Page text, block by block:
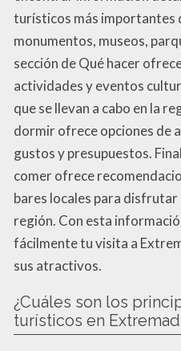
turísticos más importantes
monumentos, museos,
sección de Qué hacer
actividades y eventos
que se llevan a cabo en la
dormir ofrece opciones de
gustos y presupuestos.
comer ofrece
bares locales para
región. Con esta
fácilmente tu visita a
sus atractivos.
¿Cuáles son los
turísticos en